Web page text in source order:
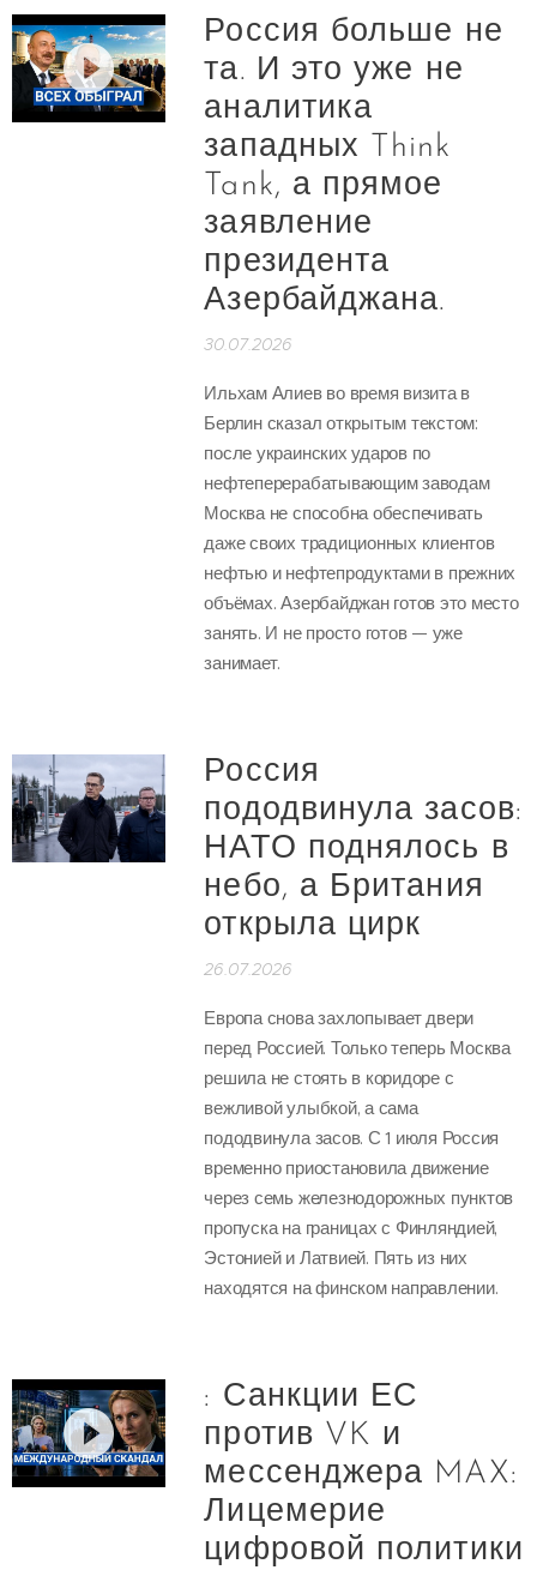
Россия больше не
та. И это уже не
аналитика
западных Think
Tank, а прямое
заявление
президента
Азербайджана.
30.07.2026
Ильхам Алиев во время визита в
Берлин сказал открытым текстом:
после украинских ударов по
нефтеперерабатывающим заводам
Москва не способна обеспечивать
даже своих традиционных клиентов
нефтью и нефтепродуктами в прежних
объёмах. Азербайджан готов это место
занять. И не просто готов — уже
занимает.
Россия
пододвинула засов:
НАТО поднялось в
небо, а Британия
открыла цирк
26.07.2026
Европа снова захлопывает двери
перед Россией. Только теперь Москва
решила не стоять в коридоре с
вежливой улыбкой, а сама
пододвинула засов. С 1 июля Россия
временно приостановила движение
через семь железнодорожных пунктов
пропуска на границах с Финляндией,
Эстонией и Латвией. Пять из них
находятся на финском направлении.
: Санкции ЕС
против VK и
мессенджера MAX:
Лицемерие
цифровой политики